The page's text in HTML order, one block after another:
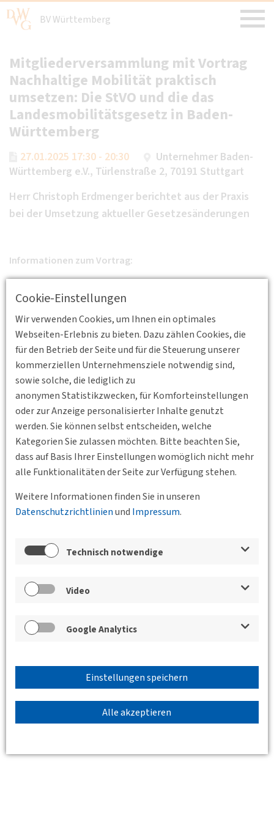
Cookie-Einstellungen
Wir verwenden Cookies, um Ihnen ein optimales
Webseiten-Erlebnis zu bieten. Dazu zählen Cookies, die
für den Betrieb der Seite und für die Steuerung unserer
kommerziellen Unternehmensziele notwendig sind,
sowie solche, die lediglich zu
anonymen Statistikzwecken, für Komforteinstellungen
oder zur Anzeige personalisierter Inhalte genutzt
werden. Sie können selbst entscheiden, welche
Kategorien Sie zulassen möchten. Bitte beachten Sie,
dass auf Basis Ihrer Einstellungen womöglich nicht mehr
alle Funktionalitäten der Seite zur Verfügung stehen.
Weitere Informationen finden Sie in unseren
Datenschutzrichtlinienund Impressum.
Technisch notwendige
Video
Google Analytics
Einstellungen speichern
Alle akzeptieren
BV Württemberg
Mitgliederversammlung mit Vortrag
Nachhaltige Mobilität praktisch
umsetzen: Die StVO und die das
Landesmobilitätsgesetz in Baden-
Württemberg
27.01.2025 17:30 - 20:30
Unternehmer Baden-
Württemberg e.V., Türlenstraße 2, 70191 Stuttgart
Herr Christoph Erdmenger berichtet aus der Praxis
bei der Umsetzung aktueller Gesetzesänderungen
Informationen zum Vortrag:
Abteilung für Nachhaltige Mobilität im Verkehrsministerium
Baden-Württemberg gewinnen. In seinem Vortrag wird Herr
Erdmenger auf aktuelle Entwicklungen bedeutender
Gesetzgebungen eingehen und deren kurz- und langfristige
Auswirkungen auf die Mobilität in Baden-Württemberg
darstellen.
Nach der Vortragsveranstaltung wird unsere
Jahresmitgliederversammlung stattfinden, zu der Mitglieder
bereits separat eingeladen wurden.
Gerne können Sie sich unter folgendem Link für die
Veranstaltung anmelden:
Zur Anmeldung
Standort